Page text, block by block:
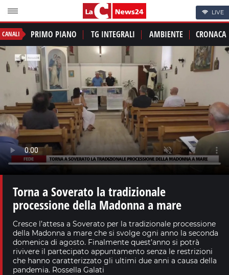
LIVE
CANALI PRIMO PIANO TG INTEGRALI AMBIENTE CRONACA
Torna a Soverato la tradizionale
processione della Madonna a mare
Cresce l’attesa a Soverato per la tradizionale processione
della Madonna a mare che si svolge ogni anno la seconda
domenica di agosto. Finalmente quest’anno si potrà
rivivere il partecipato appuntamento senza le restrizioni
che hanno caratterizzato gli ultimi due anni a causa della
pandemia. Rossella Galati